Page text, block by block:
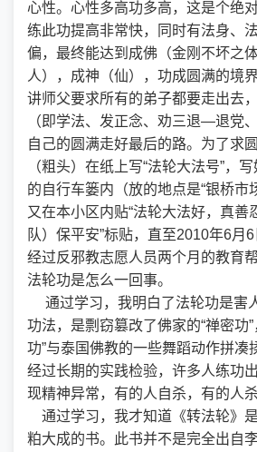
心性。心性多高功多高，这是个绝
练此功提高非常快，同时有法身、
偏，最终能达到成佛（金刚不坏之
人），成神（仙），功成圆满的境
讲师父要求所有的弟子都要走出去
（即学法、发正念、劝三退—退党
自己的圆满走好最后的路。为了求
（粗头）在纸上写“法轮大法号”，
的自行车篓内（放的地点是“银桥市
又在本小区内贴“法轮大法好，真善
队）保平安”标贴，直至2010年6月6
经过反邪教志愿人员两个月的教育
法轮功是怎么一回事。
通过学习，我明白了法轮功是害
功法，是剽窃篡改了佛家的“禅密功
功”与泰国佛教的一些舞蹈动作拼凑
经过长期的实践检验，许多人练功
现精神异常，有的人自杀，有的人杀
通过学习，我才知道《转法轮》
粕大成的书。此书并不是完全出自